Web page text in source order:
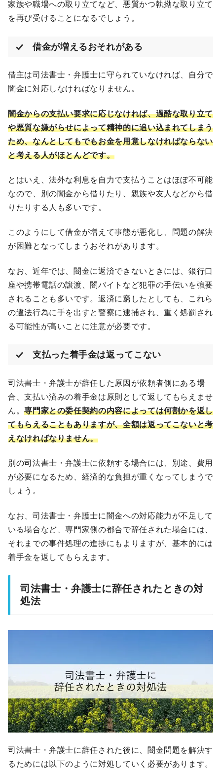
家族や職場への取り立てなど、悪質かつ執拗な取り立て
を再び受けることになるでしょう。
借金が増えるおそれがある
借主は司法書士・弁護士に守られていなければ、自分で
闇金に対応しなければなりません。
闇金からの支払い要求に応じなければ、過酷な取り立て
や悪質な嫌がらせによって精神的に追い込まれてしまう
ため、なんとしてもでもお金を用意しなければならない
と考える人がほとんどです。
とはいえ、法外な利息を自力で支払うことはほぼ不可能
なので、別の闇金から借りたり、親族や友人などから借
りたりする人も多いです。
このようにして借金が増えて事態が悪化し、問題の解決
が困難となってしまうおそれがあります。
なお、近年では、闇金に返済できないときには、銀行口
座や携帯電話の譲渡、闇バイトなど犯罪の手伝いを強要
されることも多いです。返済に窮したとしても、これら
の違法行為に手を出すと警察に逮捕され、重く処罰され
る可能性が高いことに注意が必要です。
支払った着手金は返ってこない
司法書士・弁護士が辞任した原因が依頼者側にある場
合、支払い済みの着手金は原則として返してもらえませ
ん。専門家との委任契約の内容によっては何割かを返し
てもらえることもありますが、全額は返ってこないと考
えなければなりません。
別の司法書士・弁護士に依頼する場合には、別途、費用
が必要になるため、経済的な負担が重くなってしまうで
しょう。
なお、司法書士・弁護士に闇金への対応能力が不足して
いる場合など、専門家側の都合で辞任された場合には、
それまでの事件処理の進捗にもよりますが、基本的には
着手金を返してもらえます。
司法書士・弁護士に辞任されたときの対
処法
司法書士・弁護士に辞任された後に、闇金問題を解決す
るためには以下のように対処していく必要があります。